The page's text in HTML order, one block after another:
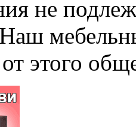
не
этого